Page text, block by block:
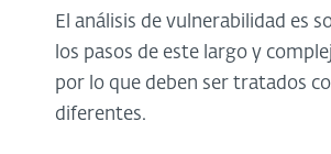
El análisis de vulnerabilidad es
los pasos de este largo y
por lo que deben ser tratados
diferentes.